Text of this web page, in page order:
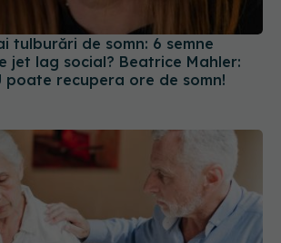
poate recupera ore de somn!